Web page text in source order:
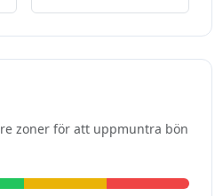
zoner för att uppmuntra bön